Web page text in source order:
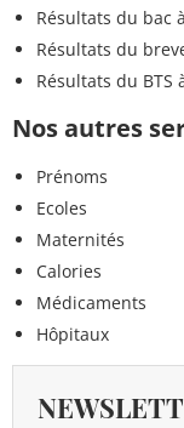
Résultats du bac
Résultats du
Résultats du BTS
Nos autres
Prénoms
Ecoles
Maternités
Calories
Médicaments
Hôpitaux